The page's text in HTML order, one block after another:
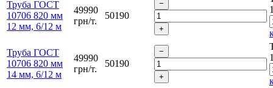
Труба ГОСТ
10706 820 мм
12 мм, 6/12 м
49990
грн/т.
50190
Труба ГОСТ
10706 820 мм
14 мм, 6/12 м
49990
грн/т.
50190